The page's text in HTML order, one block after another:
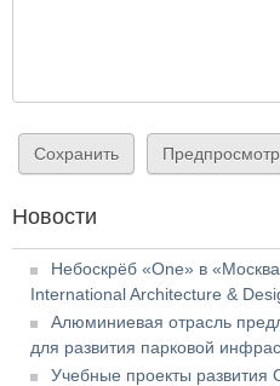
Новости
Небоскрёб «One» в
International Architecture &
Алюминиевая отрасль
для развития парковой
Учебные проекты развития